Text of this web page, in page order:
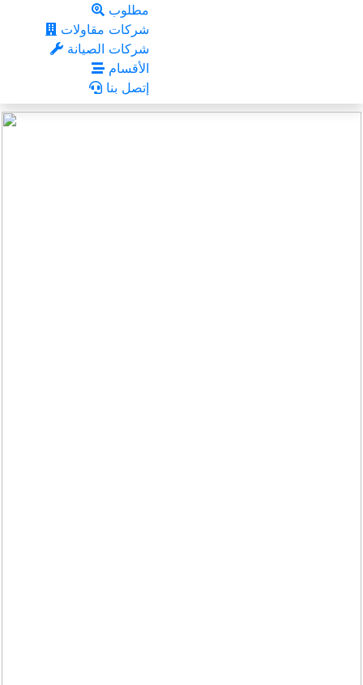
مطلوب
شركات مقاولات
شركات الصيانة
الأقسام
إتصل بنا